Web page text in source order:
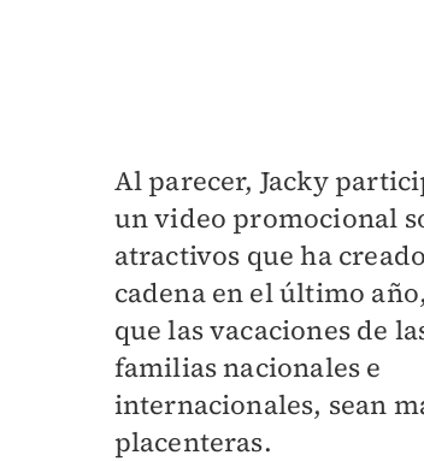
Al parecer, Jacky
un video promocional
atractivos que ha
cadena en el último
que las vacaciones de
familias nacionales e
internacionales, sean
placenteras.